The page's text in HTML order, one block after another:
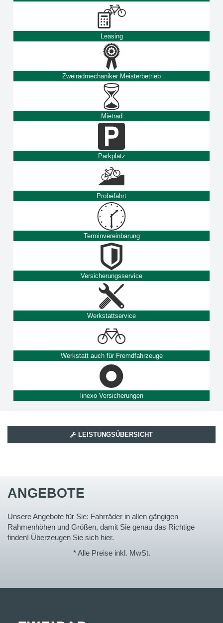
Leasing
Zweiradmechaniker Meisterbetrieb
Mietrad
Parkplatz
Probefahrt
Terminvereinbarung
Versicherungsservice
Werkstattservice
Werkstatt auch für Fremdfahrzeuge
linexo Versicherungen
LEISTUNGSÜBERSICHT
ANGEBOTE
Unsere Angebote für Sie: Fahrräder in allen gängigen
Rahmenhöhen und Größen, damit Sie genau das Richtige
finden! Überzeugen Sie sich hier.
* Alle Preise inkl. MwSt.